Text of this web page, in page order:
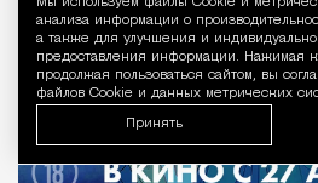
Мы используем файлы Сookie и
анализа информации о
а также для улучшения и
предоставления информации. Нажимая
продолжая пользоваться сайтом, вы
файлов Cookie и данных метрических
Принять